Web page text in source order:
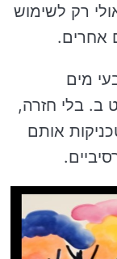
רק לשימוש
אחרים.
מים
ב. בלי חזרה,
אותם